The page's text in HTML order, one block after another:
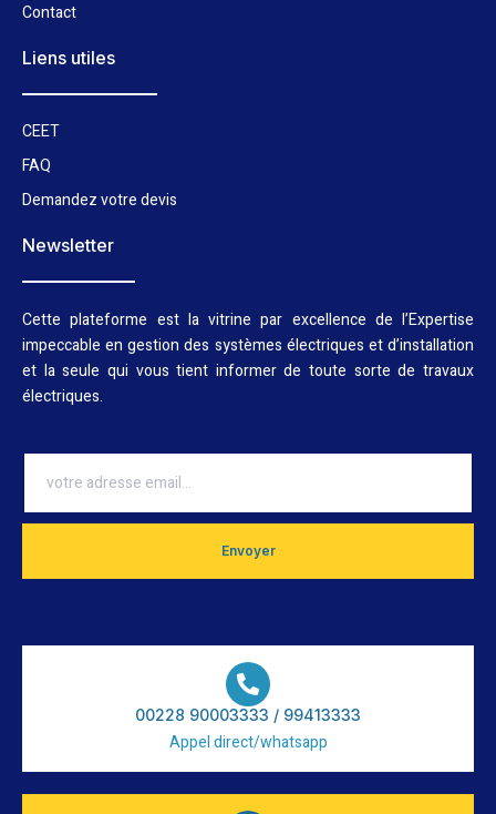
Contact
Liens utiles
CEET
FAQ
Demandez votre devis
Newsletter
Cette plateforme est la vitrine par excellence de l’Expertise
impeccable en gestion des systèmes électriques et d’installation
et la seule qui vous tient informer de toute sorte de travaux
électriques.
Envoyer
00228 90003333 / 99413333
Appel direct/whatsapp